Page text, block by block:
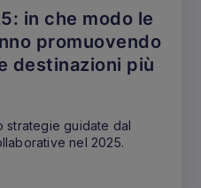
in che modo le
promuovendo
destinazioni più
strategie guidate dal
nel 2025.